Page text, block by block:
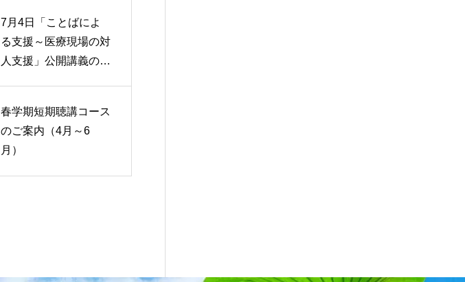
7月4日「ことばによ
る支援～医療現場の対
人支援」公開講義のお
春学期短期聴講コース
のご案内（4月～6
月）